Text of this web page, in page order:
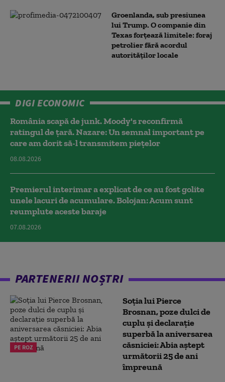
Groenlanda, sub presiunea
lui Trump. O companie din
Texas forțează limitele: foraj
petrolier fără acordul
autorităților locale
DIGI ECONOMIC
România scapă de junk. Moody's reconfirmă
ratingul de țară. Nazare: Un semnal important pe
care am dorit să-l transmitem piețelor
08.08.2026
Premierul interimar a explicat de ce au fost golite
unele lacuri de acumulare. Bolojan: Acum sunt
reumplute aceste baraje
07.08.2026
PARTENERII NOȘTRI
PE ROZ
Soția lui Pierce
Brosnan, poze dulci de
cuplu și declarație
superbă la aniversarea
căsniciei: Abia aștept
următorii 25 de ani
împreună